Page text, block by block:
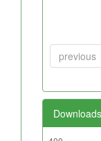
previous